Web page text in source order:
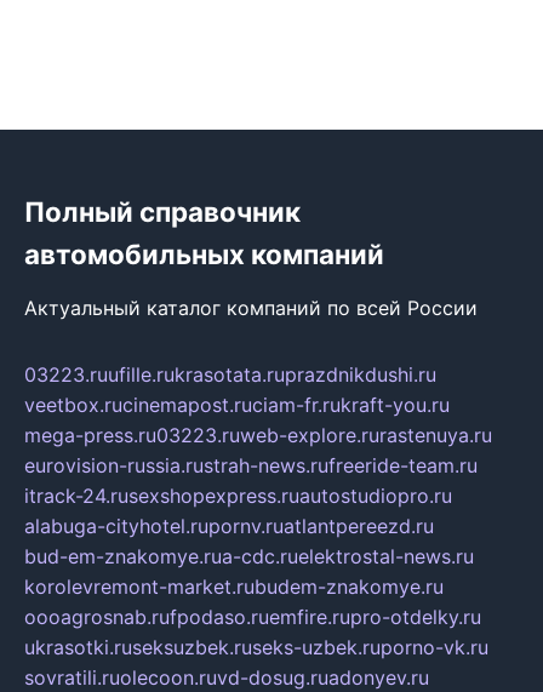
Полный справочник
автомобильных компаний
Актуальный каталог компаний по всей России
03223.ruufille.rukrasotata.ruprazdnikdushi.ru
veetbox.rucinemapost.ruciam-fr.rukraft-you.ru
mega-press.ru03223.ruweb-explore.rurastenuya.ru
eurovision-russia.rustrah-news.rufreeride-team.ru
itrack-24.rusexshopexpress.ruautostudiopro.ru
alabuga-cityhotel.rupornv.ruatlantpereezd.ru
bud-em-znakomye.rua-cdc.ruelektrostal-news.ru
korolevremont-market.rubudem-znakomye.ru
oooagrosnab.rufpodaso.ruemfire.rupro-otdelky.ru
ukrasotki.ruseksuzbek.ruseks-uzbek.ruporno-vk.ru
sovratili.ruolecoon.ruvd-dosug.ruadonyev.ru